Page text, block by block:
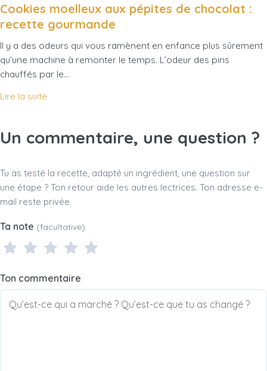
Cookies moelleux aux pépites de chocolat :
recette gourmande
Il y a des odeurs qui vous ramènent en enfance plus sûrement
qu’une machine à remonter le temps. L’odeur des pins
chauffés par le…
Lire la suite
Un commentaire, une question ?
Tu as testé la recette, adapté un ingrédient, une question sur
une étape ? Ton retour aide les autres lectrices. Ton adresse e-
mail reste privée.
Ta note (facultative)
Ton commentaire